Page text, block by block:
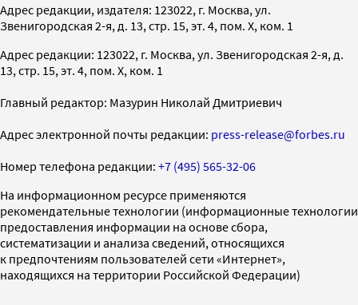
Адрес редакции, издателя: 123022, г. Москва, ул.
Звенигородская 2-я, д. 13, стр. 15, эт. 4, пом. X, ком. 1
Адрес редакции: 123022, г. Москва, ул. Звенигородская 2-я, д.
13, стр. 15, эт. 4, пом. X, ком. 1
Главный редактор: Мазурин Николай Дмитриевич
Адрес электронной почты редакции: press-release@forbes.ru
Номер телефона редакции: +7 (495) 565-32-06
На информационном ресурсе применяются
рекомендательные технологии (информационные технологии
предоставления информации на основе сбора,
систематизации и анализа сведений, относящихся
к предпочтениям пользователей сети «Интернет»,
находящихся на территории Российской Федерации)